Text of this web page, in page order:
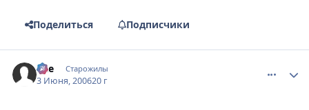
Поделиться Подписчики
qZe Старожилы
3 Июня, 200620 г